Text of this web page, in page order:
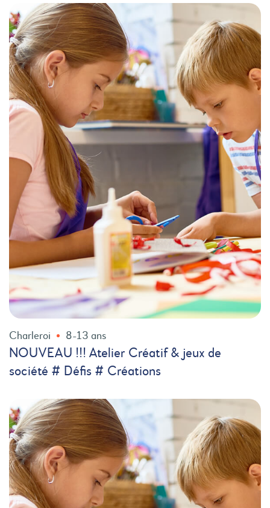
Charleroi 8-13 ans
NOUVEAU !!! Atelier Créatif & jeux de
société # Défis # Créations